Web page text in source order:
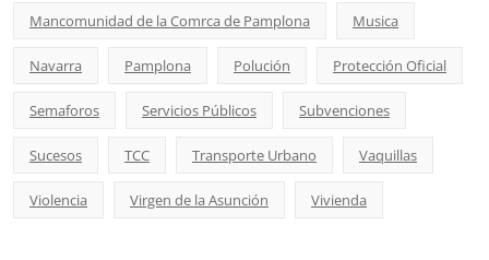
Mancomunidad de la Comrca de Pamplona Musica
Navarra Pamplona Polución Protección Oficial
Semaforos Servicios Públicos Subvenciones
Sucesos TCC Transporte Urbano Vaquillas
Violencia Virgen de la Asunción Vivienda